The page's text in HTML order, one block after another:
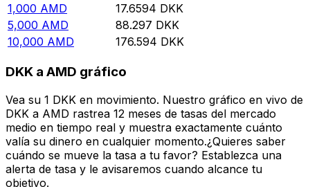
1,000 AMD 17.6594 DKK
5,000 AMD 88.297 DKK
10,000 AMD 176.594 DKK
DKK a AMD gráfico
Vea su 1 DKK en movimiento. Nuestro gráfico en vivo de
DKK a AMD rastrea 12 meses de tasas del mercado
medio en tiempo real y muestra exactamente cuánto
valía su dinero en cualquier momento.¿Quieres saber
cuándo se mueve la tasa a tu favor? Establezca una
alerta de tasa y le avisaremos cuando alcance tu
objetivo.